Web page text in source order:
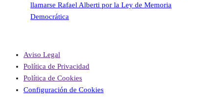
llamarse Rafael Alberti por la Ley de Memoria
Democrática
Aviso Legal
Política de Privacidad
Política de Cookies
Configuración de Cookies